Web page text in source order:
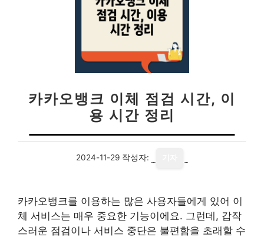
카카오뱅크 이체 점검 시간, 이
용 시간 정리
2024-11-29 작성자:
카카오뱅크를 이용하는 많은 사용자들에게 있어 이
체 서비스는 매우 중요한 기능이에요. 그런데, 갑작
스러운 점검이나 서비스 중단은 불편함을 초래할 수